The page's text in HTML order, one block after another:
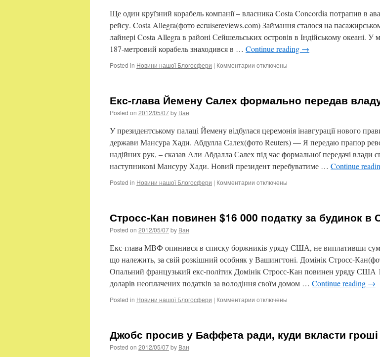
Афганістані
вибухнула
бомба
Ще один круїзний корабель компанії – власника Costa Concordia потрапив в
рейсу. Costa Allegra(фото ecruisereviews.com) Займання сталося на
лайнері Costa Allegra в районі Сейшельських островів в Індійському океані.
187-метровий корабель знаходився в … Continue reading →
Posted in Новини нашої Блогосфери | Комментарии к
Сruises
отключены
Екс-глава Йемену Салех формально передав
Posted on 2012/05/07by Ван
У президентському палаці Йемену відбулася церемонія інавгурації нового
держави Мансура Хади. Абдулла Салех(фото Reuters) — Я передаю прапор
надійних рук, – сказав Али Абдалла Салех під час формальної передачі влади
наступникові Мансуру Хади. Новий президент перебуватиме … Continue
Posted in Новини нашої Блогосфери | Комментарии к
Йемену
передав
владу
отключены
Стросс-Кан повинен $16 000 податку за будинок
Posted on 2012/05/07by Ван
Екс-глава МВФ опинився в списку боржників уряду США, не виплативши
що належить, за свій розкішний особняк у Вашингтоні. Домінік Стросс-
Опальний французький екс-політик Домінік Стросс-Кан повинен уряду США
доларів неоплачених податків за володіння своїм домом … Continue reading →
Posted in Новини нашої Блогосфери | Комментарии к
повинен
отключены
Джобс просив у Баффета ради, куди вкласти гроші
Posted on 2012/05/07by Ван